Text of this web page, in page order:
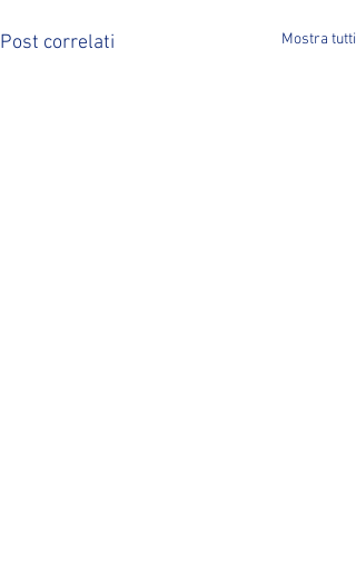
Post correlati Mostra tutti